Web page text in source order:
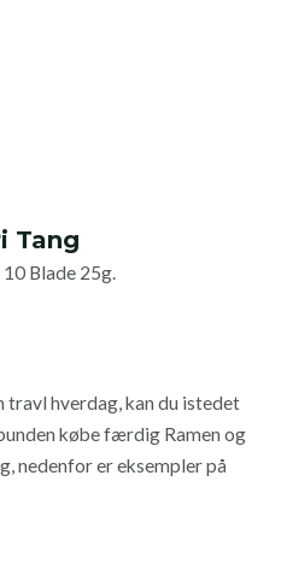
Tang
Blade 25g.
travl hverdag, kan du istedet
købe færdig Ramen og
nedenfor er eksempler på